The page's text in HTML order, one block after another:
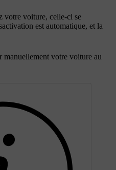
votre voiture, celle-ci se
est automatique, et la
manuellement votre voiture au